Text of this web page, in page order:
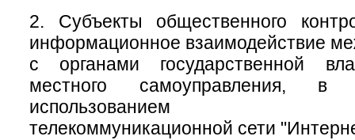
2. Субъекты общественного
информационное взаимодействие
с органами государственной
местного
использованием
телекоммуникационной сети